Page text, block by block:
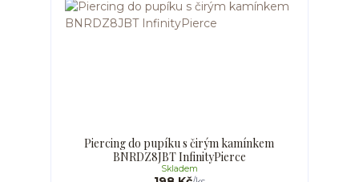
Piercing do pupíku s čirým kamínkem
BNRDZ8JBT InfinityPierce
Skladem